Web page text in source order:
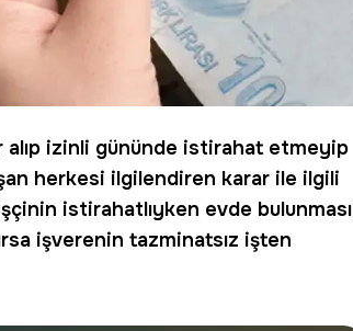
alıp izinli gününde istirahat etmeyip
herkesi ilgilendiren karar ile ilgili
istirahatlıyken evde bulunması
işverenin tazminatsız işten